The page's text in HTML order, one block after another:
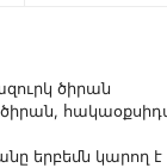
ծիրան
ծիրան,
երբեմն կարող